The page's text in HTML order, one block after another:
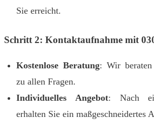
Sie erreicht.
Schritt 2: Kontaktaufnahme mit
Kostenlose Beratung: Wir
zu allen Fragen.
Individuelles Angebot: Nach
erhalten Sie ein maßgeschneidertes